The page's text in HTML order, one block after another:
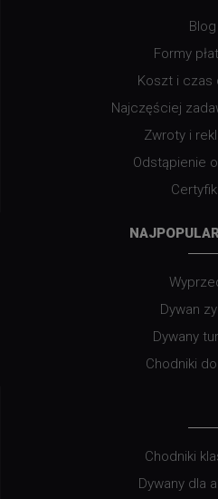
Blog
Formy
Koszt i czas
Najczęściej
Zwroty i
Odstąpienie
Dywan
Dywany
Chodniki
Chodniki
Dywany dla